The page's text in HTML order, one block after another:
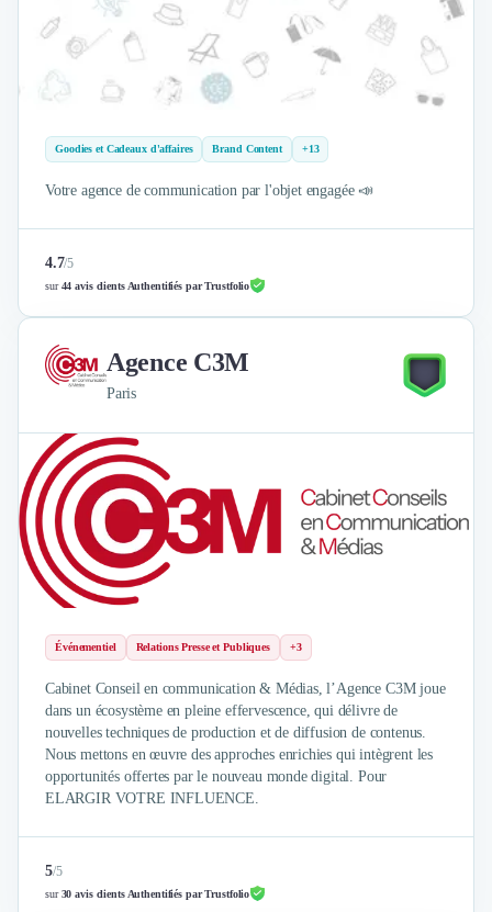
Goodies et Cadeaux d'affaires Brand Content +13
Votre agence de communication par l'objet engagée 📣
4.7/5
sur44 avis clients Authentifiés par Trustfolio
Agence C3M
Paris
Événementiel Relations Presse et Publiques +3
Cabinet Conseil en communication & Médias, l’Agence C3M joue
dans un écosystème en pleine effervescence, qui délivre de
nouvelles techniques de production et de diffusion de contenus.
Nous mettons en œuvre des approches enrichies qui intègrent les
opportunités offertes par le nouveau monde digital. Pour
ELARGIR VOTRE INFLUENCE.
5/5
sur30 avis clients Authentifiés par Trustfolio